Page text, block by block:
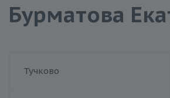
Бурматова
Тучково